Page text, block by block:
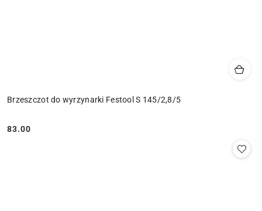
Brzeszczot do wyrzynarki Festool S 145/2,8/5
Cena:
83.00